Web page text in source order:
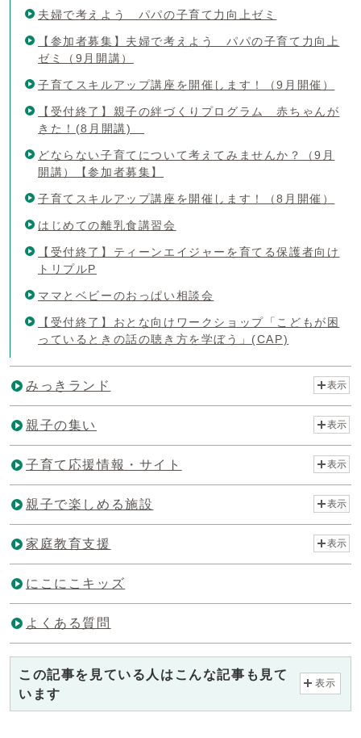
夫婦で考えよう パパの子育て力向上ゼミ
【参加者募集】夫婦で考えよう パパの子育て力向上
ゼミ（9月開講）
子育てスキルアップ講座を開催します！（9月開催）
【受付終了】親子の絆づくりプログラム 赤ちゃんが
きた！(8月開講)
どならない子育てについて考えてみませんか？（9月
開講）【参加者募集】
子育てスキルアップ講座を開催します！（8月開催）
はじめての離乳食講習会
【受付終了】ティーンエイジャーを育てる保護者向け
トリプルP
ママとベビーのおっぱい相談会
【受付終了】おとな向けワークショップ「こどもが困
っているときの話の聴き方を学ぼう」(CAP)
みっきランド 表示
親子の集い 表示
子育て応援情報・サイト 表示
親子で楽しめる施設 表示
家庭教育支援 表示
にこにこキッズ
よくある質問
この記事を見ている人はこんな記事も見て
います
表示